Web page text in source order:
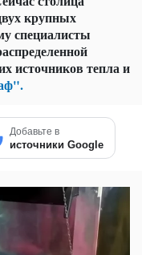
крупных
специалисты
источников тепла и
Добавьте в
источники Google